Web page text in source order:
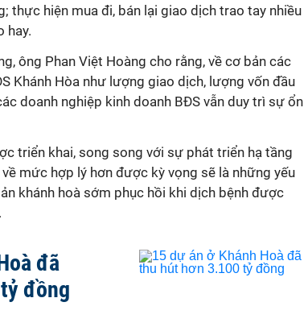
thực hiện mua đi, bán lại giao dịch trao tay nhiều
hay.
ông Phan Việt Hoàng cho rằng, về cơ bản các
Khánh Hòa như lượng giao dịch, lượng vốn đầu
doanh nghiệp kinh doanh BĐS vẫn duy trì sự ổn
triển khai, song song với sự phát triển hạ tầng
mức hợp lý hơn được kỳ vọng sẽ là những yếu
khánh hoà sớm phục hồi khi dịch bệnh được
đã
đồng